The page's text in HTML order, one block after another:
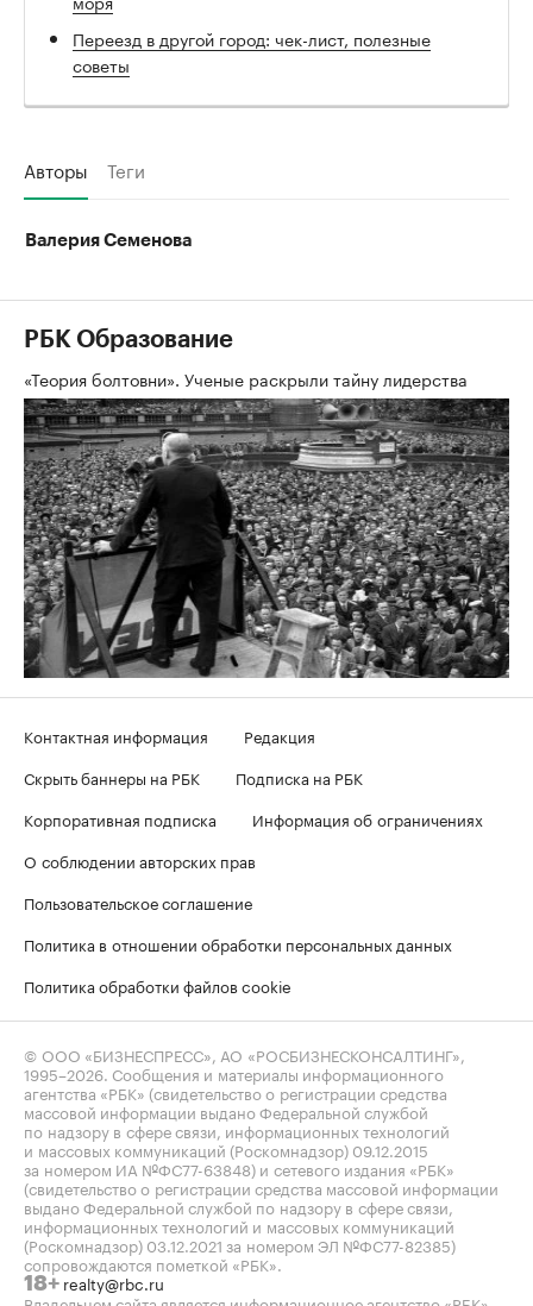
Переезд в другой город: чек-лист, полезные
советы
Авторы Теги
Валерия Семенова
РБК Образование
«Теория болтовни». Ученые раскрыли тайну лидерства
Контактная информация
Редакция
Скрыть баннеры на РБК
Подписка на РБК
Корпоративная подписка
Информация об ограничениях
О соблюдении авторских прав
Пользовательское соглашение
Политика в отношении обработки персональных данных
Политика обработки файлов cookie
© ООО «БИЗНЕСПРЕСС», АО «РОСБИЗНЕСКОНСАЛТИНГ»,
1995–2026 . Сообщения и материалы информационного
агентства «РБК» (свидетельство о регистрации средства
массовой информации выдано Федеральной службой
по надзору в сфере связи, информационных технологий
и массовых коммуникаций (Роскомнадзор) 09.12.2015
за номером ИА №ФС77-63848) и сетевого издания «РБК»
(свидетельство о регистрации средства массовой информации
выдано Федеральной службой по надзору в сфере связи,
информационных технологий и массовых коммуникаций
(Роскомнадзор) 03.12.2021 за номером ЭЛ №ФС77-82385)
сопровождаются пометкой «РБК».
18+ realty@rbc.ru